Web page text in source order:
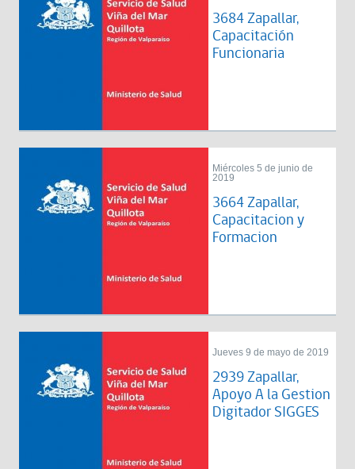
3684 Zapallar,
Capacitación
Funcionaria
Miércoles 5 de junio de
2019
3664 Zapallar,
Capacitacion y
Formacion
Jueves 9 de mayo de 2019
2939 Zapallar,
Apoyo A la Gestion
Digitador SIGGES